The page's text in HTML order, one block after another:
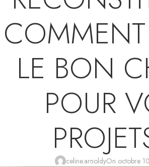
COMMENT
LE BON
POUR
celine.arnoldyOn octobre